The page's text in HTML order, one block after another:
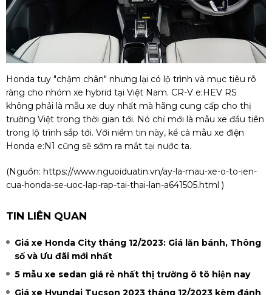
Honda tuy "chậm chân" nhưng lại có lộ trình và mục tiêu rõ
ràng cho nhóm xe hybrid tại Việt Nam. CR-V e:HEV RS
không phải là mẫu xe duy nhất mà hãng cung cấp cho thị
trường Việt trong thời gian tới. Nó chỉ mới là mẫu xe đầu tiên
trong lộ trình sắp tới. Với niềm tin này, kể cả mẫu xe điện
Honda e:N1 cũng sẽ sớm ra mắt tại nước ta.
(Nguồn: https://www.nguoiduatin.vn/ay-la-mau-xe-o-to-ien-
cua-honda-se-uoc-lap-rap-tai-thai-lan-a641505.html )
TIN LIÊN QUAN
Giá xe Honda City tháng 12/2023: Giá lăn bánh, Thông
số và Ưu đãi mới nhất
5 mẫu xe sedan giá rẻ nhất thị trường ô tô hiện nay